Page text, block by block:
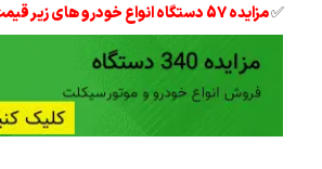
✅مزایده 57 دستگاه انواع خودرو های زیر قیمت